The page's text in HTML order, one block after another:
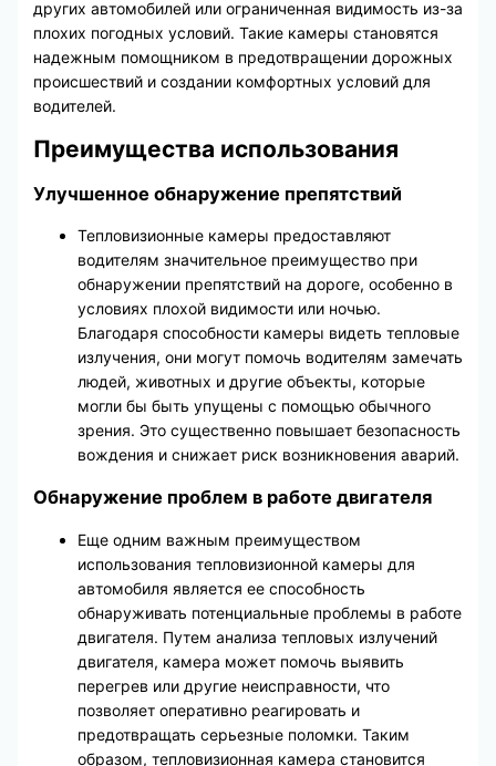
других автомобилей или ограниченная видимость из-за
плохих погодных условий. Такие камеры становятся
надежным помощником в предотвращении дорожных
происшествий и создании комфортных условий для
водителей.
Преимущества использования
Улучшенное обнаружение препятствий
Тепловизионные камеры предоставляют
водителям значительное преимущество при
обнаружении препятствий на дороге, особенно в
условиях плохой видимости или ночью.
Благодаря способности камеры видеть тепловые
излучения, они могут помочь водителям замечать
людей, животных и другие объекты, которые
могли бы быть упущены с помощью обычного
зрения. Это существенно повышает безопасность
вождения и снижает риск возникновения аварий.
Обнаружение проблем в работе двигателя
Еще одним важным преимуществом
использования тепловизионной камеры для
автомобиля является ее способность
обнаруживать потенциальные проблемы в работе
двигателя. Путем анализа тепловых излучений
двигателя, камера может помочь выявить
перегрев или другие неисправности, что
позволяет оперативно реагировать и
предотвращать серьезные поломки. Таким
образом, тепловизионная камера становится